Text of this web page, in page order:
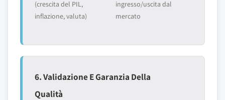
(crescita del PIL,
inflazione, valuta)
ingresso/uscita dal
mercato
6. Validazione E Garanzia Della
Qualità